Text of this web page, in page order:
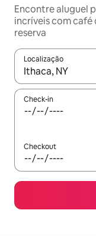
Encontre aluguel
incríveis com café
reserva
Localização
Quando os
Check-in
Checkout